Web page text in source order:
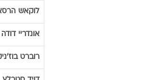
לוקאש
אונדריי דודה
רוברט